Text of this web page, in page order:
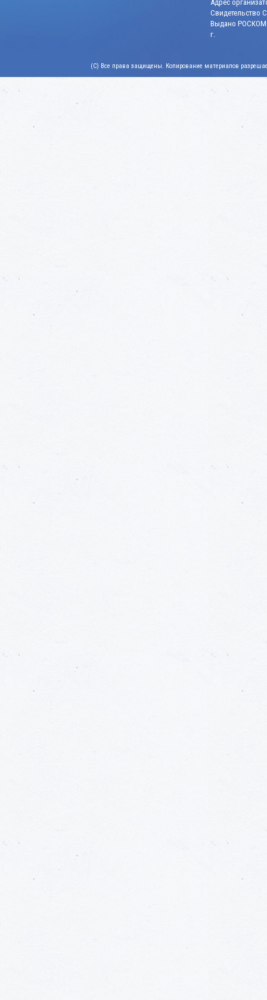
Адрес
Свидетельство
Выдано
г.
(C) Все права защищены. Копирование материалов